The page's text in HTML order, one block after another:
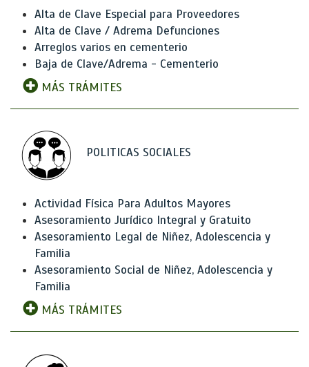
Alta de Clave Especial para Proveedores
Alta de Clave / Adrema Defunciones
Arreglos varios en cementerio
Baja de Clave/Adrema - Cementerio
MÁS TRÁMITES
POLITICAS SOCIALES
Actividad Física Para Adultos Mayores
Asesoramiento Jurídico Integral y Gratuito
Asesoramiento Legal de Niñez, Adolescencia y
Familia
Asesoramiento Social de Niñez, Adolescencia y
Familia
MÁS TRÁMITES